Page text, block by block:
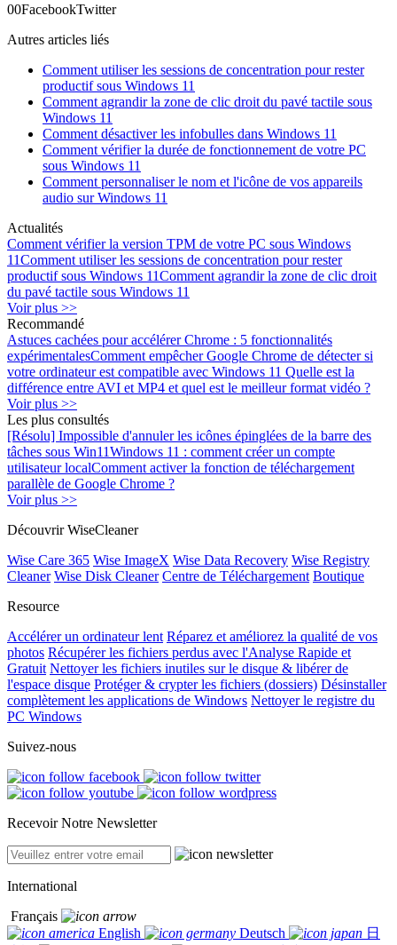
00FacebookTwitter
Autres articles liés
Comment utiliser les sessions de concentration pour rester
productif sous Windows 11
Comment agrandir la zone de clic droit du pavé tactile sous
Windows 11
Comment désactiver les infobulles dans Windows 11
Comment vérifier la durée de fonctionnement de votre PC
sous Windows 11
Comment personnaliser le nom et l'icône de vos appareils
audio sur Windows 11
Actualités
Comment vérifier la version TPM de votre PC sous Windows
11Comment utiliser les sessions de concentration pour rester
productif sous Windows 11Comment agrandir la zone de clic droit
du pavé tactile sous Windows 11
Voir plus >>
Recommandé
Astuces cachées pour accélérer Chrome : 5 fonctionnalités
expérimentalesComment empêcher Google Chrome de détecter si
votre ordinateur est compatible avec Windows 11 Quelle est la
différence entre AVI et MP4 et quel est le meilleur format vidéo ?
Voir plus >>
Les plus consultés
[Résolu] Impossible d'annuler les icônes épinglées de la barre des
tâches sous Win11Windows 11 : comment créer un compte
utilisateur localComment activer la fonction de téléchargement
parallèle de Google Chrome ?
Voir plus >>
Découvrir WiseCleaner
Wise Care 365 Wise ImageX Wise Data Recovery Wise Registry
Cleaner Wise Disk Cleaner Centre de Téléchargement Boutique
Resource
Accélérer un ordinateur lent Réparez et améliorez la qualité de vos
photos Récupérer les fichiers perdus avec l'Analyse Rapide et
Gratuit Nettoyer les fichiers inutiles sur le disque & libérer de
l'espace disque Protéger & crypter les fichiers (dossiers) Désinstaller
complètement les applications de Windows Nettoyer le registre du
PC Windows
Suivez-nous
Recevoir Notre Newsletter
International
Français
English
Deutsch
日